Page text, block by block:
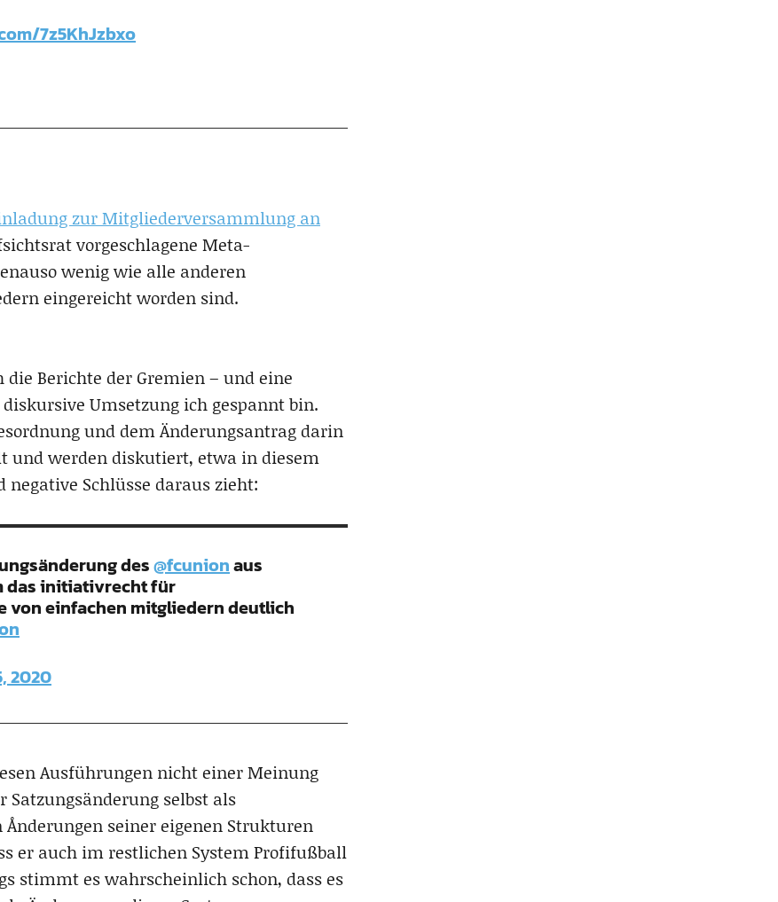
7z5KhJzbxo
zur Mitgliederversammlung an
vorgeschlagene Meta-
wenig wie alle anderen
eingereicht worden sind.
Berichte der Gremien – und eine
Umsetzung ich gespannt bin.
und dem Änderungsantrag darin
und werden diskutiert, etwa in diesem
Schlüsse daraus zieht:
des@fcunionaus
das initiativrecht für
von einfachen mitgliedern deutlich
2020
Ausführungen nicht einer Meinung
Satzungsänderung selbst als
seiner eigenen Strukturen
er auch im restlichen System Profifußball
stimmt es wahrscheinlich schon, dass es